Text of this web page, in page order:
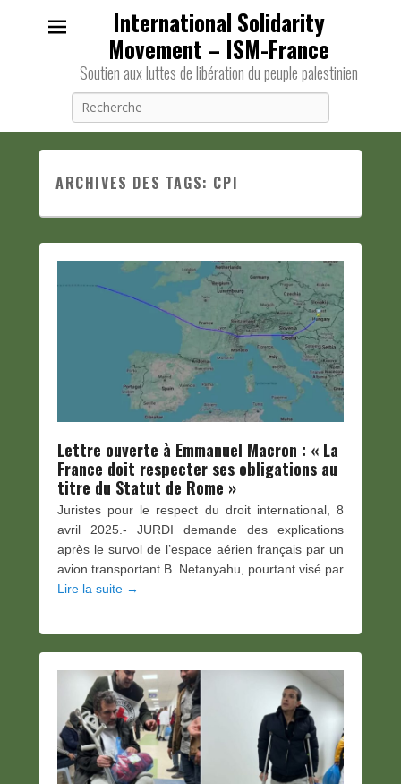
International Solidarity
Movement – ISM-France
Soutien aux luttes de libération du peuple palestinien
ARCHIVES DES TAGS: CPI
Lettre ouverte à Emmanuel Macron : « La
France doit respecter ses obligations au
titre du Statut de Rome »
Juristes pour le respect du droit international, 8
avril 2025.- JURDI demande des explications
après le survol de l’espace aérien français par un
avion transportant B. Netanyahu, pourtant visé par
Lire la suite →